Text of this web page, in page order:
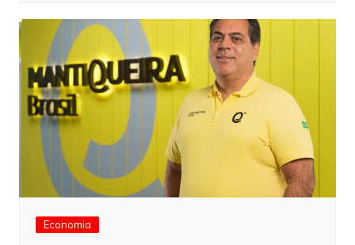
Economia